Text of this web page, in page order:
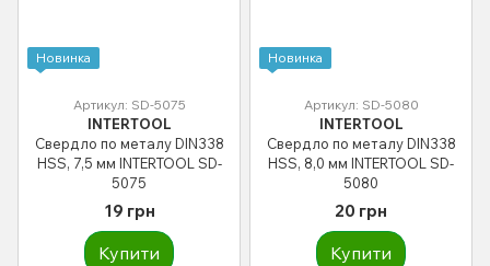
Новинка
Артикул: SD-5075
INTERTOOL
Свердло по металу DIN338
HSS, 7,5 мм INTERTOOL SD-
5075
19 грн
Купити
Новинка
Артикул: SD-5080
INTERTOOL
Свердло по металу DIN338
HSS, 8,0 мм INTERTOOL SD-
5080
20 грн
Купити